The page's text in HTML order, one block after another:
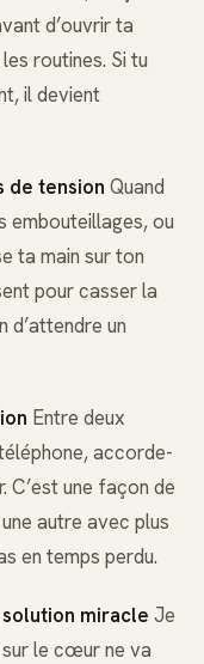
d’ouvrir ta
routines. Si tu
il devient
de tension Quand
embouteillages, ou
ta main sur ton
pour casser la
d’attendre un
Entre deux
accorde-
C’est une façon de
autre avec plus
en temps perdu.
miracle Je
le cœur ne va